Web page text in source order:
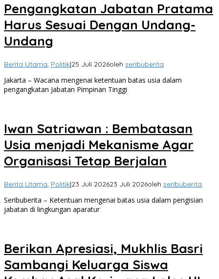
Pengangkatan Jabatan Pratama
Harus Sesuai Dengan Undang-
Undang
Berita Utama, Politik|25 Juli 2026oleh seribuberita
Jakarta – Wacana mengenai ketentuan batas usia dalam
pengangkatan Jabatan Pimpinan Tinggi
Iwan Satriawan : Bembatasan
Usia menjadi Mekanisme Agar
Organisasi Tetap Berjalan
Berita Utama, Politik|23 Juli 202623 Juli 2026oleh seribuberita
Seribuberita – Ketentuan mengenai batas usia dalam pengisian
jabatan di lingkungan aparatur
Berikan Apresiasi, Mukhlis Basri
Sambangi Keluarga Siswa